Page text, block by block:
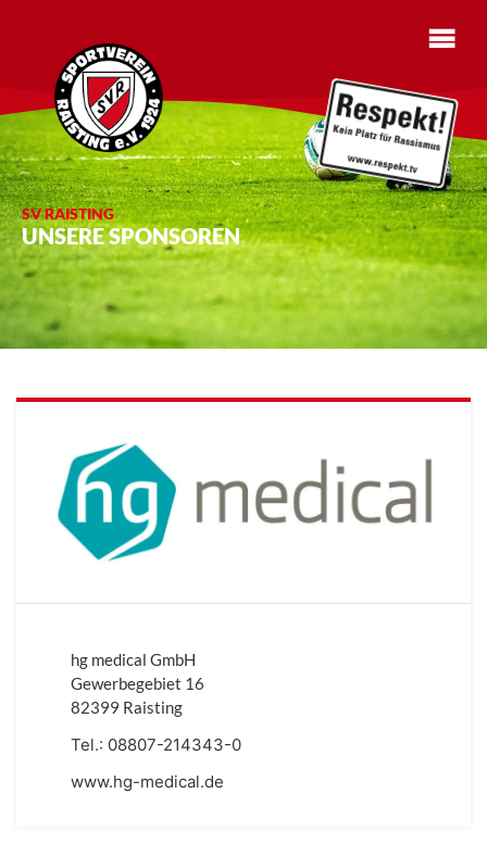
SV RAISTING
UNSERE SPONSOREN
hg medical GmbH
Gewerbegebiet 16
82399 Raisting
Tel.: 08807-214343-0
www.hg-medical.de